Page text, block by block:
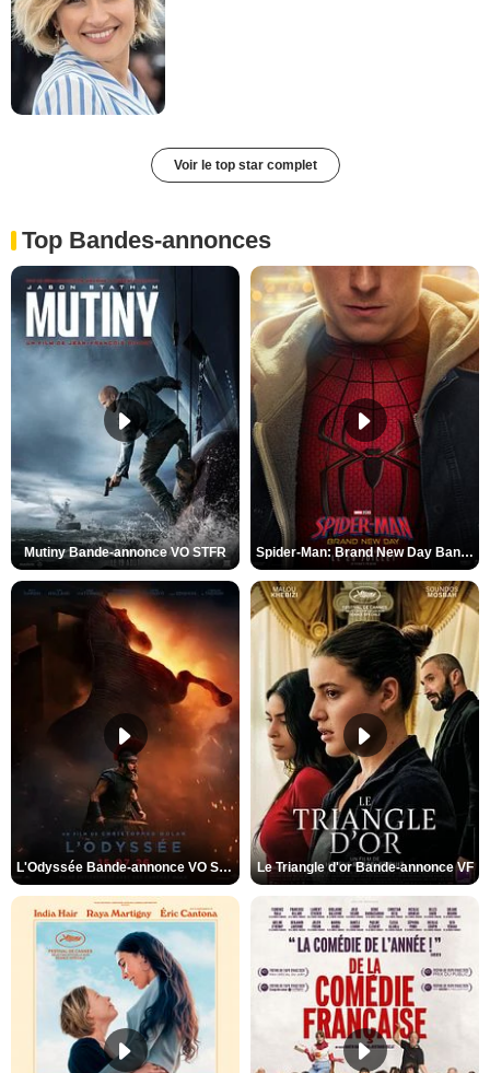
Voir le top star complet
Top Bandes-annonces
Mutiny Bande-annonce VO STFR Spider-Man: Brand New Day Bande-annonce VO STFR
L'Odyssée Bande-annonce VO STFR Le Triangle d'or Bande-annonce VF